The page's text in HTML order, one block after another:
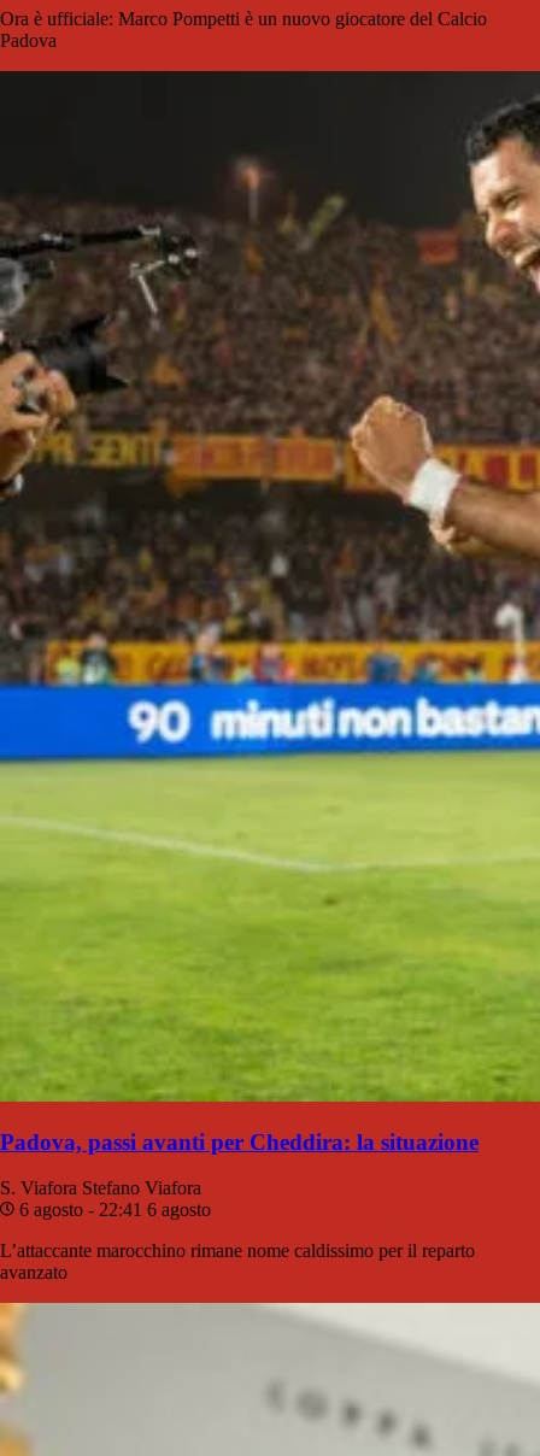
Ora è ufficiale: Marco Pompetti è un nuovo giocatore del Calcio
Padova
Padova, passi avanti per Cheddira: la situazione
S. Viafora Stefano Viafora
6 agosto - 22:41 6 agosto
L’attaccante marocchino rimane nome caldissimo per il reparto
avanzato